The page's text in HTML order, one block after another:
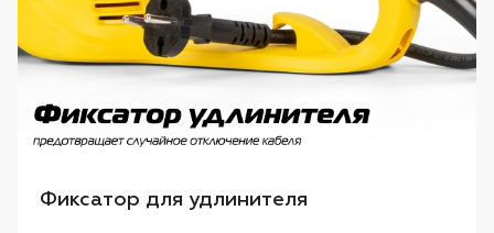
Фиксатор для удлинителя